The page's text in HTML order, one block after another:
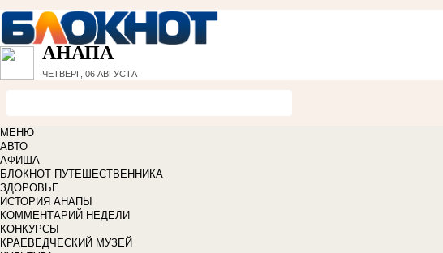
АНАПА
ЧЕТВЕРГ, 06 АВГУСТА
МЕНЮ
АВТО
АФИША
БЛОКНОТ ПУТЕШЕСТВЕННИКА
ЗДОРОВЬЕ
ИСТОРИЯ АНАПЫ
КОММЕНТАРИЙ НЕДЕЛИ
КОНКУРСЫ
КРАЕВЕДЧЕСКИЙ МУЗЕЙ